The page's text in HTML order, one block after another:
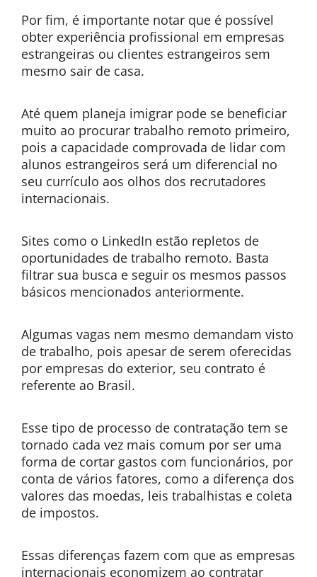
Por fim, é importante notar que é possível
obter experiência profissional em empresas
estrangeiras ou clientes estrangeiros sem
mesmo sair de casa.
Até quem planeja imigrar pode se beneficiar
muito ao procurar trabalho remoto primeiro,
pois a capacidade comprovada de lidar com
alunos estrangeiros será um diferencial no
seu currículo aos olhos dos recrutadores
internacionais.
Sites como o LinkedIn estão repletos de
oportunidades de trabalho remoto. Basta
filtrar sua busca e seguir os mesmos passos
básicos mencionados anteriormente.
Algumas vagas nem mesmo demandam visto
de trabalho, pois apesar de serem oferecidas
por empresas do exterior, seu contrato é
referente ao Brasil.
Esse tipo de processo de contratação tem se
tornado cada vez mais comum por ser uma
forma de cortar gastos com funcionários, por
conta de vários fatores, como a diferença dos
valores das moedas, leis trabalhistas e coleta
de impostos.
Essas diferenças fazem com que as empresas
internacionais economizem ao contratar